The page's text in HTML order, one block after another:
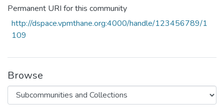
Statistics
Permanent URI for this community
http://dspace.vpmthane.org:4000/handle/123456789/1
109
Browse